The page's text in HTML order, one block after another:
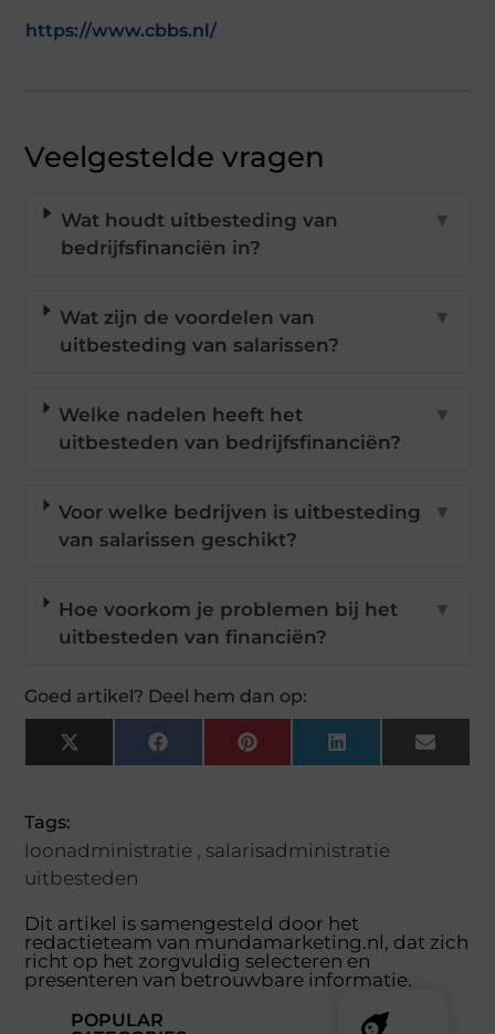
https://www.cbbs.nl/
Veelgestelde vragen
Wat houdt uitbesteding van
bedrijfsfinanciën in?
▼
Wat zijn de voordelen van
uitbesteding van salarissen?
▼
Welke nadelen heeft het
uitbesteden van bedrijfsfinanciën?
▼
Voor welke bedrijven is uitbesteding
van salarissen geschikt?
▼
Hoe voorkom je problemen bij het
uitbesteden van financiën?
▼
Goed artikel? Deel hem dan op:
X
(Twitter)
FacebookPinterestLinkedInEmail
Tags:
loonadministratie , salarisadministratie
uitbesteden
Dit artikel is samengesteld door het
redactieteam van mundamarketing.nl, dat zich
richt op het zorgvuldig selecteren en
presenteren van betrouwbare informatie.
POPULAR